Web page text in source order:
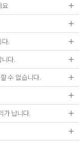
요
.
다.
수 없습니다.
가 납니다.